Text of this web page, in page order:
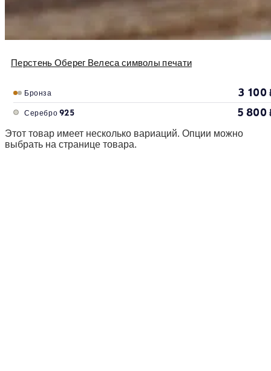
Перстень Оберег Велеса символы печати
Бронза 3 100
Серебро 925 5 800
Этот товар имеет несколько вариаций. Опции можно
выбрать на странице товара.